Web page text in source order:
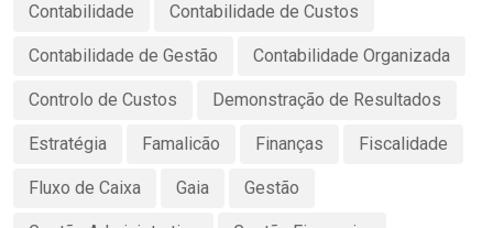
Contabilidade Contabilidade de Custos
Contabilidade de Gestão Contabilidade Organizada
Controlo de Custos Demonstração de Resultados
Estratégia Famalicão Finanças Fiscalidade
Fluxo de Caixa Gaia Gestão